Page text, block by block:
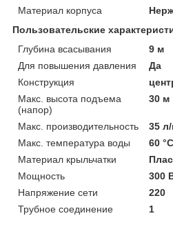
Материал корпуса
Пользовательские
Глубина всасывания
9 м
Для повышения давления
Да
Конструкция
Макс. высота подъема
(напор)
30 м
Макс. производительность
35
Макс. температура воды
60 °C
Материал крыльчатки
Мощность
300
Напряжение сети
220
Трубное соединение
1